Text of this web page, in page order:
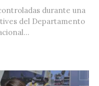
durante una
del Departamento